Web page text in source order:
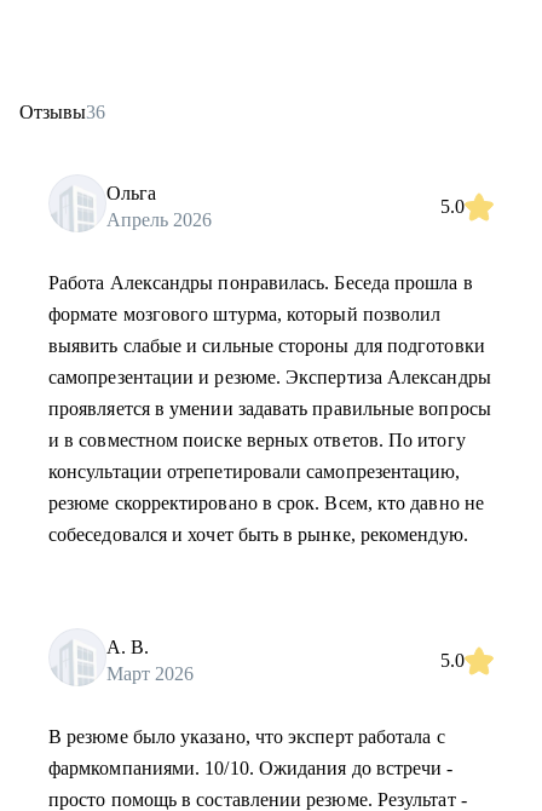
Отзывы36
Ольга
Апрель 2026
5.0
Работа Александры понравилась. Беседа прошла в
формате мозгового штурма, который позволил
выявить слабые и сильные стороны для подготовки
самопрезентации и резюме. Экспертиза Александры
проявляется в умении задавать правильные вопросы
и в совместном поиске верных ответов. По итогу
консультации отрепетировали самопрезентацию,
резюме скорректировано в срок. Всем, кто давно не
собеседовался и хочет быть в рынке, рекомендую.
А. В.
Март 2026
5.0
В резюме было указано, что эксперт работала с
фармкомпаниями. 10/10. Ожидания до встречи -
просто помощь в составлении резюме. Результат -